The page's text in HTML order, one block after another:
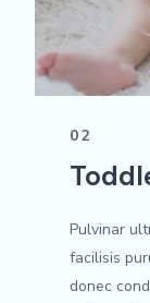
02
Pulvinar
facilisis
donec